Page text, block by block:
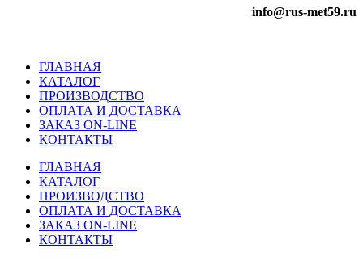
info@rus-met59.ru
ГЛАВНАЯ
КАТАЛОГ
ПРОИЗВОДСТВО
ОПЛАТА И ДОСТАВКА
ЗАКАЗ ON-LINE
КОНТАКТЫ
ГЛАВНАЯ
КАТАЛОГ
ПРОИЗВОДСТВО
ОПЛАТА И ДОСТАВКА
ЗАКАЗ ON-LINE
КОНТАКТЫ